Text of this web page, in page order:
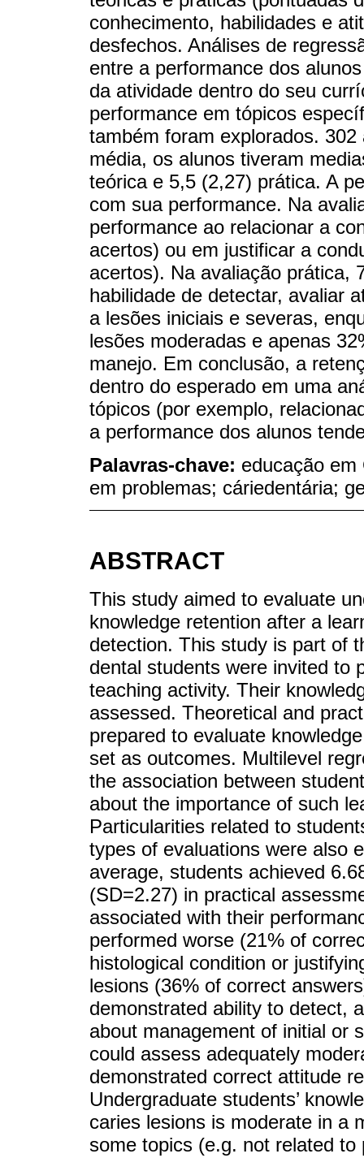
conhecimento, habilidades e
desfechos. Análises de
entre a performance dos
da atividade dentro do seu
performance em tópicos
também foram explorados.
média, os alunos tiveram
teórica e 5,5 (2,27) prática. A
com sua performance. Na
performance ao relacionar a
acertos) ou em justificar a
acertos). Na avaliação prática,
habilidade de detectar, avaliar
a lesões iniciais e severas,
lesões moderadas e apenas
manejo. Em conclusão, a
dentro do esperado em uma
tópicos (por exemplo,
a performance dos alunos
Palavras-chave: educação em
em problemas; cáriedentária;
ABSTRACT
This study aimed to evaluate
knowledge retention after a
detection. This study is part of
dental students were invited to
teaching activity. Their
assessed. Theoretical and
prepared to evaluate
set as outcomes. Multilevel
the association between
about the importance of such
Particularities related to
types of evaluations were also
average, students achieved
(SD=2.27) in practical
associated with their
performed worse (21% of
histological condition or
lesions (36% of correct
demonstrated ability to detect,
about management of initial or
could assess adequately
demonstrated correct attitude
Undergraduate students’
caries lesions is moderate in a
some topics (e.g. not related